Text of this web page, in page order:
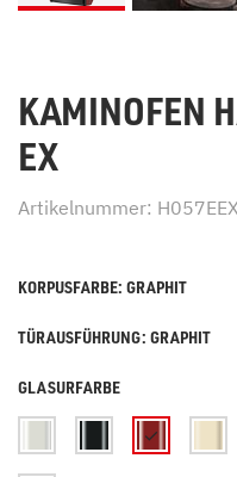
KAMINOFEN
EX
Artikelnummer: H057EEX
KORPUSFARBE: GRAPHIT
TÜRAUSFÜHRUNG: GRAPHIT
GLASURFARBE